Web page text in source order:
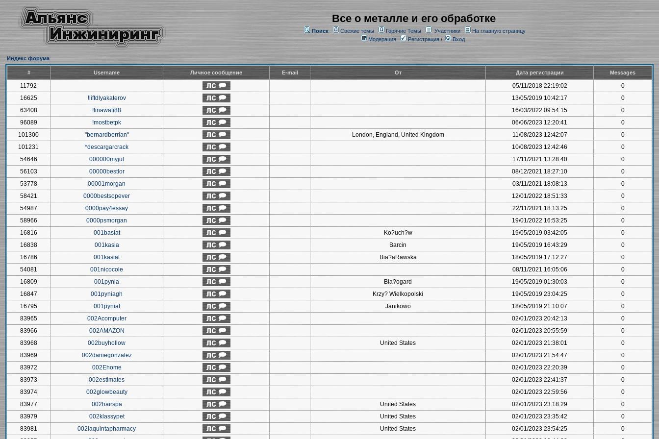
Все о металле и его обработке
Поиск Свежие темы Горячие Темы Участники
На главную страницу
Модерация
Регистрация/ Вход
Индекс форума
# Username Личное сообщение E-mail От Дата регистрации Messages
11792 05/11/2018 22:19:02
0
16625
!liftdlyakaterov 13/05/2019 10:42:17
0
63408
!linawati88 16/03/2022 09:54:15
0
96089
!mostbetpk 06/06/2023 12:20:41
0
101300
"bernardberrian" London, England, United Kingdom 11/08/2023 12:42:07
0
101231
*descargarcrack 10/08/2023 12:42:46
0
54646
000000myjul 17/11/2021 13:28:40
0
56103
00000bestlor 08/12/2021 18:27:10
0
53778
00001morgan 03/11/2021 18:08:13
0
58421
0000bestsopever 12/01/2022 18:51:33
0
54987
0000pay4essay 22/11/2021 18:13:25
0
58966
0000psmorgan 19/01/2022 16:53:25
0
16816
001basiat Ko?uch?w 19/05/2019 03:42:05
0
16838
001kasia Barcin 19/05/2019 16:43:29
0
16786
001kasiat Bia?aRawska 18/05/2019 17:12:27
0
54081
001nicocole 08/11/2021 16:05:06
0
16809
001pynia Bia?ogard 19/05/2019 01:30:03
0
16847
001pyniagh Krzy? Wielkopolski 19/05/2019 23:04:25
0
16795
001pyniat Janikowo 18/05/2019 21:10:07
0
83965
002Acomputer 02/01/2023 20:42:13
0
83966
002AMAZON 02/01/2023 20:55:59
0
83968
002buyhollow United States 02/01/2023 21:38:01
0
83969
002daniegonzalez 02/01/2023 21:54:47
0
83972
002Ehome 02/01/2023 22:20:39
0
83973
002estimates 02/01/2023 22:41:37
0
83974
002glowbeauty 02/01/2023 22:59:56
0
83977
002hairspa United States 02/01/2023 23:18:29
0
83979
002klassypet United States 02/01/2023 23:35:42
0
83981
002laquintapharmacy United States 02/01/2023 23:54:25
0